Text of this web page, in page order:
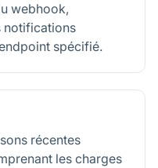
webhook,
notifications
spécifié.
récentes
les charges